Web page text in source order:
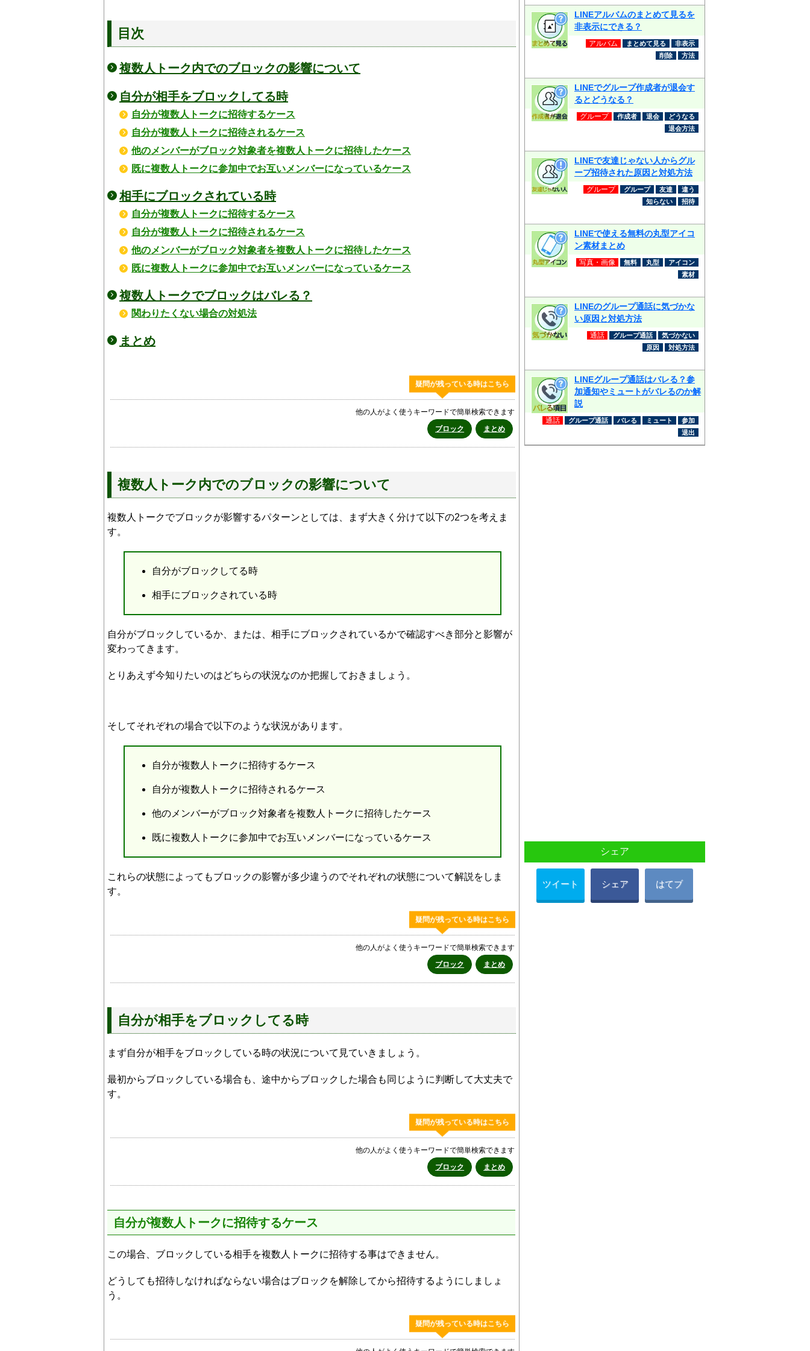
目次
複数人トーク内でのブロックの影響について
自分が相手をブロックしてる時
自分が複数人トークに招待するケース
自分が複数人トークに招待されるケース
他のメンバーがブロック対象者を複数人トークに招待したケース
既に複数人トークに参加中でお互いメンバーになっているケース
相手にブロックされている時
自分が複数人トークに招待するケース
自分が複数人トークに招待されるケース
他のメンバーがブロック対象者を複数人トークに招待したケース
既に複数人トークに参加中でお互いメンバーになっているケース
複数人トークでブロックはバレる？
関わりたくない場合の対処法
まとめ
疑問が残っている時はこちら
他の人がよく使うキーワードで簡単検索できます
ブロック
まとめ
複数人トーク内でのブロックの影響について
複数人トークでブロックが影響するパターンとしては、まず大きく分けて以下の2つを考えま
す。
自分がブロックしてる時
相手にブロックされている時
自分がブロックしているか、または、相手にブロックされているかで確認すべき部分と影響が
変わってきます。
とりあえず今知りたいのはどちらの状況なのか把握しておきましょう。
そしてそれぞれの場合で以下のような状況があります。
自分が複数人トークに招待するケース
自分が複数人トークに招待されるケース
他のメンバーがブロック対象者を複数人トークに招待したケース
既に複数人トークに参加中でお互いメンバーになっているケース
これらの状態によってもブロックの影響が多少違うのでそれぞれの状態について解説をしま
す。
疑問が残っている時はこちら
他の人がよく使うキーワードで簡単検索できます
ブロック
まとめ
自分が相手をブロックしてる時
まず自分が相手をブロックしている時の状況について見ていきましょう。
最初からブロックしている場合も、途中からブロックした場合も同じように判断して大丈夫で
す。
疑問が残っている時はこちら
他の人がよく使うキーワードで簡単検索できます
ブロック
まとめ
自分が複数人トークに招待するケース
この場合、ブロックしている相手を複数人トークに招待する事はできません。
どうしても招待しなければならない場合はブロックを解除してから招待するようにしましょ
う。
疑問が残っている時はこちら
LINEアルバムのまとめて見るを
非表示にできる？
アルバム まとめて見る
非表示
削除
方法
LINEでグループ作成者が退会す
るとどうなる？
グループ 作成者 退会
どうなる
退会方法
LINEで友達じゃない人からグル
ープ招待された原因と対処方法
グループ グループ 友達
違う
知らない
招待
LINEで使える無料の丸型アイコ
ン素材まとめ
写真・画像 無料 丸型
アイコン
素材
LINEのグループ通話に気づかな
い原因と対処方法
通話 グループ通話
気づかない
原因
対処方法
LINEグループ通話はバレる？参
加通知やミュートがバレるのか解
説
通話 グループ通話 バレる ミュート
参加
退出
シェア
ツイート シェア はてブ